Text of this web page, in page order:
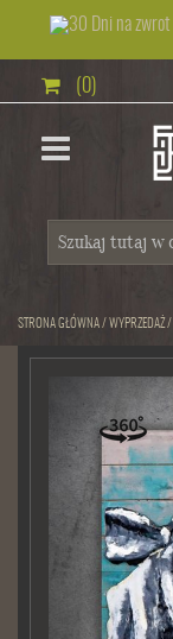
(0)
STRONA GŁÓWNA/ WYPRZEDAŻ/